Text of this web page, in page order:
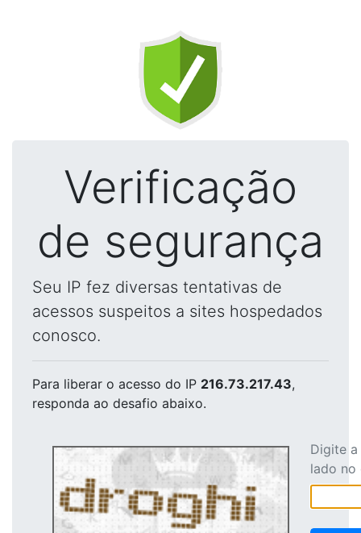
Verificação
de segurança
Seu IP fez diversas tentativas de
acessos suspeitos a sites hospedados
conosco.
Para liberar o acesso do IP 216.73.217.43,
responda ao desafio abaixo.
Digite
lado no